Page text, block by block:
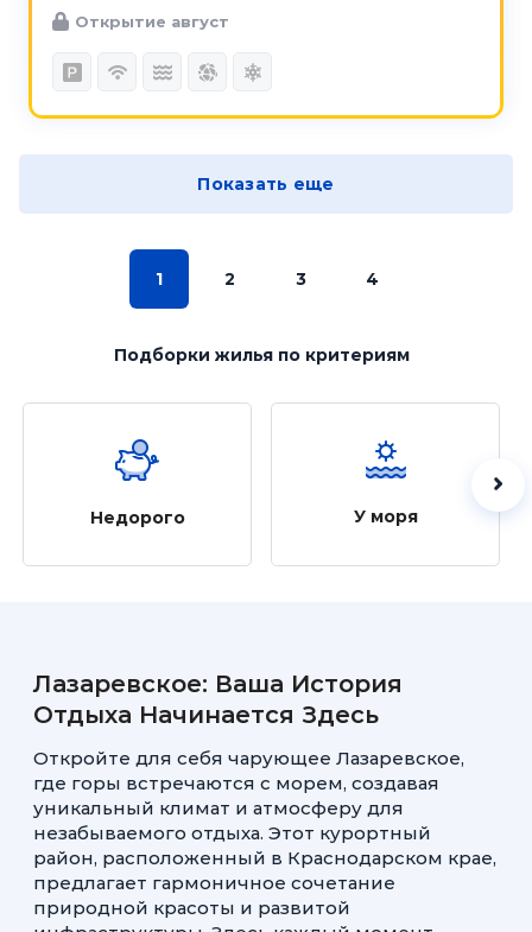
Открытие август
Показать еще
1 2 3 4
Подборки жильяпо критериям
Недорого У моря
Лазаревское: Ваша История
Отдыха Начинается Здесь
Откройте для себя чарующее Лазаревское,
где горы встречаются с морем, создавая
уникальный климат и атмосферу для
незабываемого отдыха. Этот курортный
район, расположенный в Краснодарском крае,
предлагает гармоничное сочетание
природной красоты и развитой